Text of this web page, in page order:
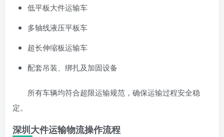
低平板大件运输车
多轴线液压平板车
超长伸缩板运输车
配套吊装、绑扎及加固设备
所有车辆均符合超限运输规范，确保运输过程安全稳
定。
深圳大件运输物流操作流程